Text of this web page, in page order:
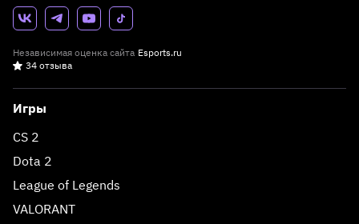
Независимая оценка сайта Esports.ru
34 отзыва
Игры
CS 2
Dota 2
League of Legends
VALORANT